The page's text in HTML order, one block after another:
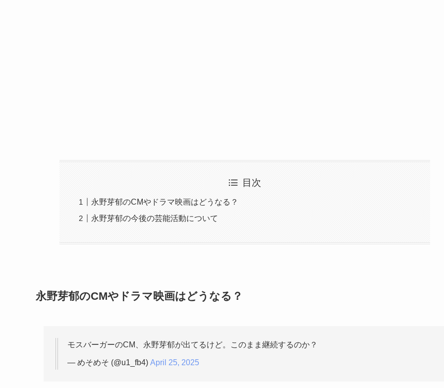
目次
永野芽郁のCMやドラマ映画はどうなる？
永野芽郁の今後の芸能活動について
永野芽郁のCMやドラマ映画はどうなる？
モスバーガーのCM、永野芽郁が出てるけど。このまま継続するのか？
— めそめそ (@u1_fb4) April 25, 2025